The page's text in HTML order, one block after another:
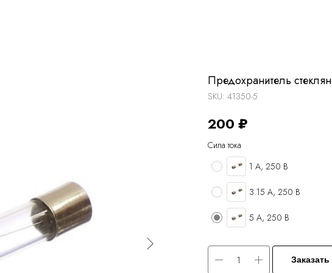
Предохранитель
SKU: 41350-5
200 ₽
Сила тока
1 А, 250 В
3.15 А, 250 В
5 А, 250 В
Заказать